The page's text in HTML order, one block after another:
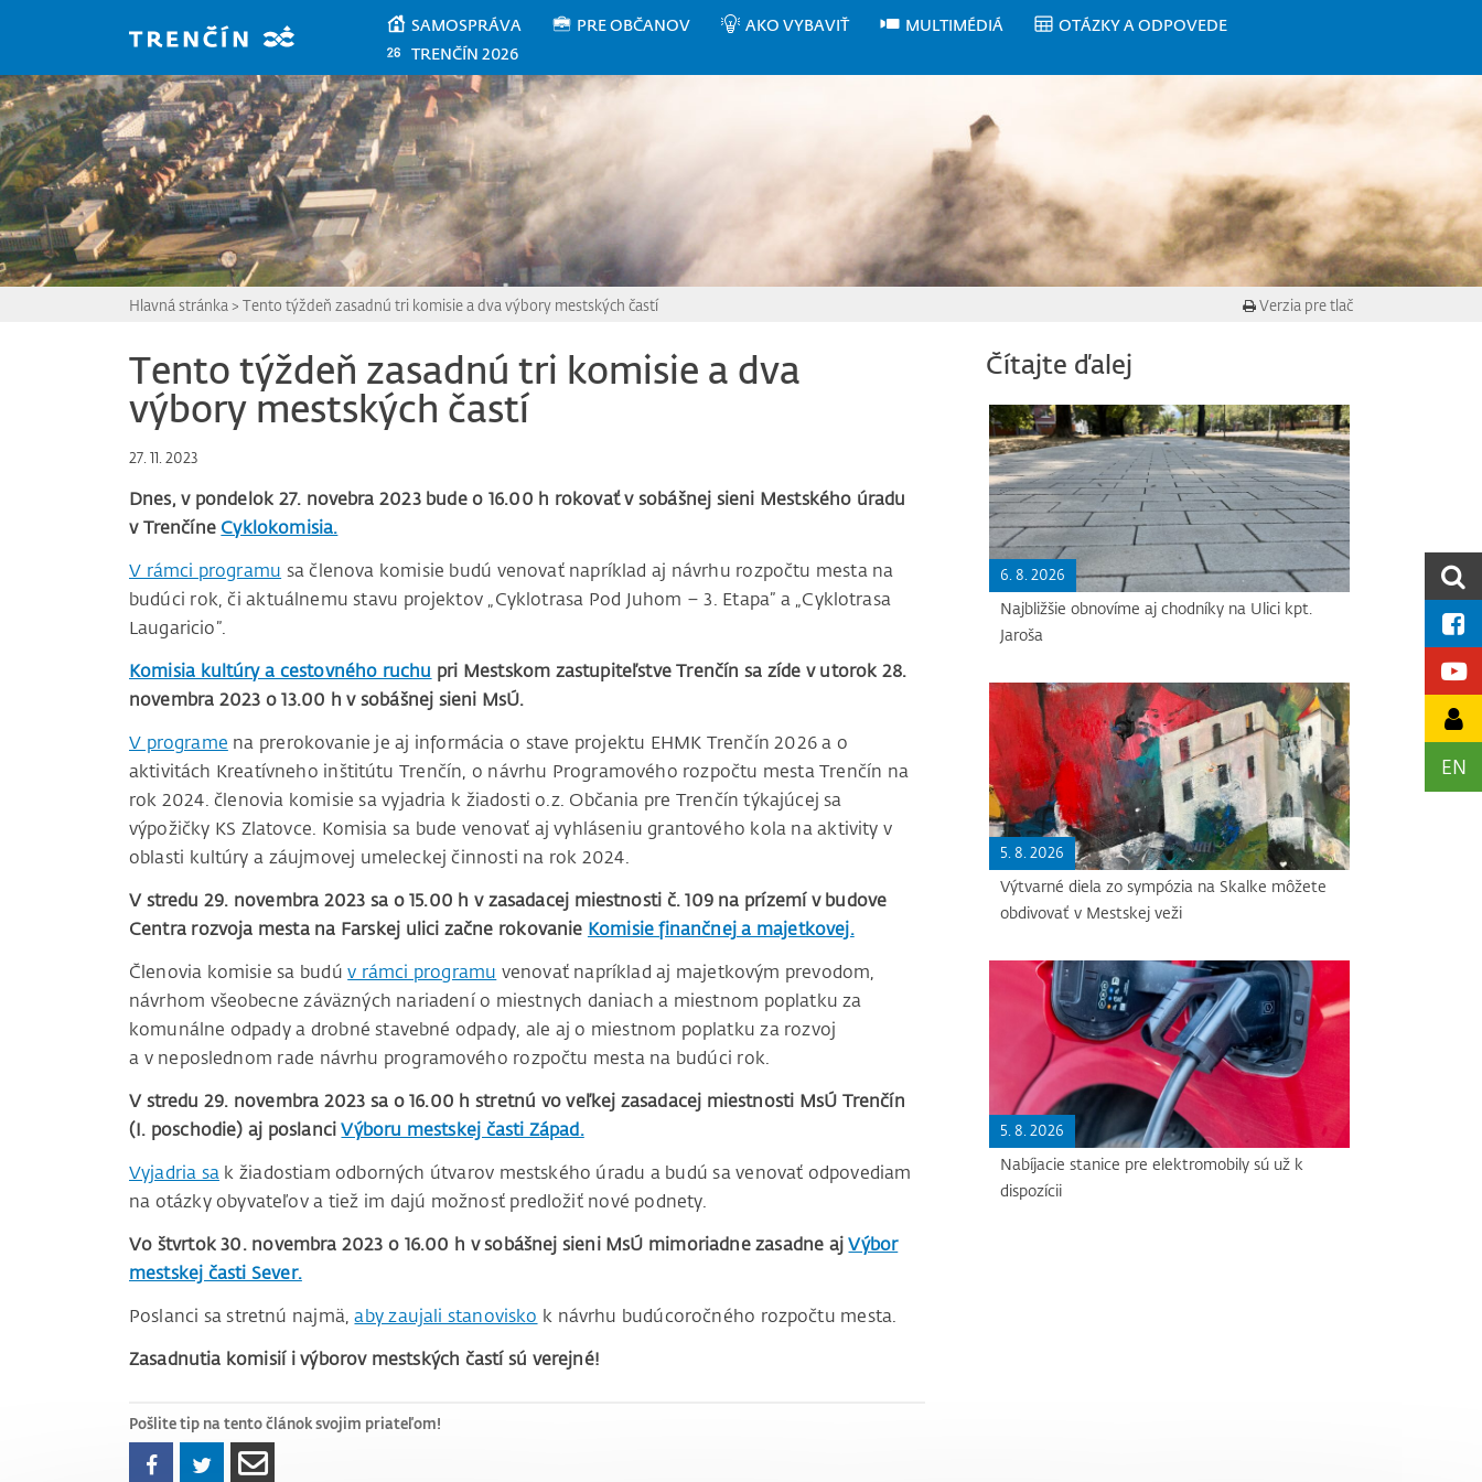
SAMOSPRÁVA PRE OBČANOV AKO VYBAVIŤ MULTIMÉDIÁ
OTÁZKY A ODPOVEDE
TRENČÍN 2026
EN
Hlavná stránka > Tento týždeň zasadnú tri komisie a dva výbory mestských častí Verzia pre tlač
Tento týždeň zasadnú tri komisie a dva
výbory mestských častí
27. 11. 2023
Dnes, v pondelok 27. novebra 2023 bude o 16.00 h rokovať v sobášnej sieni Mestského úradu
v Trenčíne Cyklokomisia.
V rámci programu sa členova komisie budú venovať napríklad aj návrhu rozpočtu mesta na
budúci rok, či aktuálnemu stavu projektov „Cyklotrasa Pod Juhom – 3. Etapa” a „Cyklotrasa
Laugaricio”.
Komisia kultúry a cestovného ruchu pri Mestskom zastupiteľstve Trenčín sa zíde v utorok 28.
novembra 2023 o 13.00 h v sobášnej sieni MsÚ.
V programe na prerokovanie je aj informácia o stave projektu EHMK Trenčín 2026 a o
aktivitách Kreatívneho inštitútu Trenčín, o návrhu Programového rozpočtu mesta Trenčín na
rok 2024. členovia komisie sa vyjadria k žiadosti o.z. Občania pre Trenčín týkajúcej sa
výpožičky KS Zlatovce. Komisia sa bude venovať aj vyhláseniu grantového kola na aktivity v
oblasti kultúry a záujmovej umeleckej činnosti na rok 2024.
V stredu 29. novembra 2023 sa o 15.00 h v zasadacej miestnosti č. 109 na prízemí v budove
Centra rozvoja mesta na Farskej ulici začne rokovanie Komisie finančnej a majetkovej.
Členovia komisie sa budúv rámci programu venovať napríklad aj majetkovým prevodom,
návrhom všeobecne záväzných nariadení o miestnych daniach a miestnom poplatku za
komunálne odpady a drobné stavebné odpady, ale aj o miestnom poplatku za rozvoj
a v neposlednom rade návrhu programového rozpočtu mesta na budúci rok.
V stredu 29. novembra 2023 sa o 16.00 h stretnú vo veľkej zasadacej miestnosti MsÚ Trenčín
(I. poschodie) aj poslanciVýboru mestskej časti Západ.
Vyjadria sa k žiadostiam odborných útvarov mestského úradu a budú sa venovať odpovediam
na otázky obyvateľov a tiež im dajú možnosť predložiť nové podnety.
Vo štvrtok 30. novembra 2023 o 16.00 h v sobášnej sieni MsÚ mimoriadne zasadne ajVýbor
mestskej časti Sever.
Poslanci sa stretnú najmä,aby zaujali stanovisko k návrhu budúcoročného rozpočtu mesta.
Zasadnutia komisií i výborov mestských častí sú verejné!
Pošlite tip na tento článok svojim priateľom!
Čítajte ďalej
6. 8. 2026
Najbližšie obnovíme aj chodníky na Ulici kpt.
Jaroša
5. 8. 2026
Výtvarné diela zo sympózia na Skalke môžete
obdivovať v Mestskej veži
5. 8. 2026
Nabíjacie stanice pre elektromobily sú už k
dispozícii